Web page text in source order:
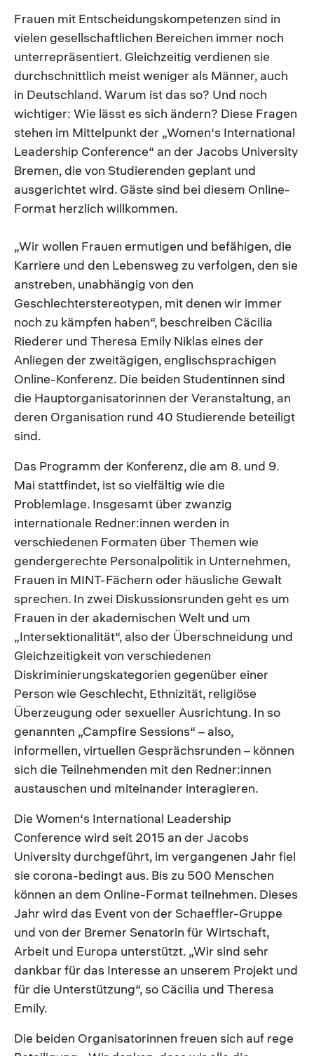
Frauen mit Entscheidungskompetenzen sind in
vielen gesellschaftlichen Bereichen immer noch
unterrepräsentiert. Gleichzeitig verdienen sie
durchschnittlich meist weniger als Männer, auch
in Deutschland. Warum ist das so? Und noch
wichtiger: Wie lässt es sich ändern? Diese Fragen
stehen im Mittelpunkt der „Women‘s International
Leadership Conference“ an der Jacobs University
Bremen, die von Studierenden geplant und
ausgerichtet wird. Gäste sind bei diesem Online-
Format herzlich willkommen.
„Wir wollen Frauen ermutigen und befähigen, die
Karriere und den Lebensweg zu verfolgen, den sie
anstreben, unabhängig von den
Geschlechterstereotypen, mit denen wir immer
noch zu kämpfen haben“, beschreiben Cäcilia
Riederer und Theresa Emily Niklas eines der
Anliegen der zweitägigen, englischsprachigen
Online-Konferenz. Die beiden Studentinnen sind
die Hauptorganisatorinnen der Veranstaltung, an
deren Organisation rund 40 Studierende beteiligt
sind.
Das Programm der Konferenz, die am 8. und 9.
Mai stattfindet, ist so vielfältig wie die
Problemlage. Insgesamt über zwanzig
internationale Redner:innen werden in
verschiedenen Formaten über Themen wie
gendergerechte Personalpolitik in Unternehmen,
Frauen in MINT-Fächern oder häusliche Gewalt
sprechen. In zwei Diskussionsrunden geht es um
Frauen in der akademischen Welt und um
„Intersektionalität“, also der Überschneidung und
Gleichzeitigkeit von verschiedenen
Diskriminierungskategorien gegenüber einer
Person wie Geschlecht, Ethnizität, religiöse
Überzeugung oder sexueller Ausrichtung. In so
genannten „Campfire Sessions“ – also,
informellen, virtuellen Gesprächsrunden – können
sich die Teilnehmenden mit den Redner:innen
austauschen und miteinander interagieren.
Die Women‘s International Leadership
Conference wird seit 2015 an der Jacobs
University durchgeführt, im vergangenen Jahr fiel
sie corona-bedingt aus. Bis zu 500 Menschen
können an dem Online-Format teilnehmen. Dieses
Jahr wird das Event von der Schaeffler-Gruppe
und von der Bremer Senatorin für Wirtschaft,
Arbeit und Europa unterstützt. „Wir sind sehr
dankbar für das Interesse an unserem Projekt und
für die Unterstützung“, so Cäcilia und Theresa
Emily.
Die beiden Organisatorinnen freuen sich auf rege